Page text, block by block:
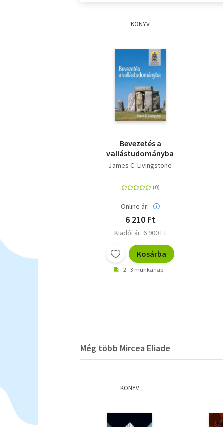
KÖNYV
Bevezetés a
vallástudományba
James C. Livingstone
Online ár:
6 210 Ft
Kiadói ár: 6 900 Ft
Kosárba
2 - 3 munkanap
Még több Mircea Eliade
KÖNYV